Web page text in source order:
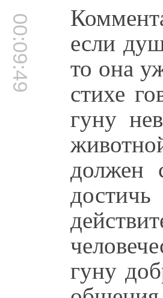
00:09:49 если
то она
стихе
гуну
должен
гуну